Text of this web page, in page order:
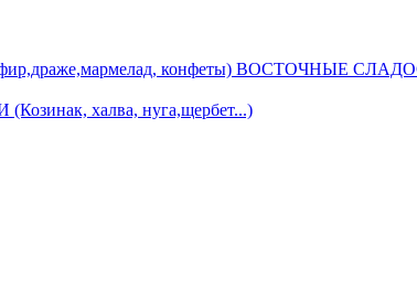
ВОСТОЧНЫЕ
халва, нуга,щербет...)